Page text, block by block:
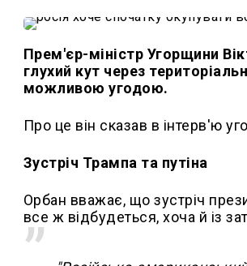
Прем'єр-міністр Угорщини
глухий кут через
можливою угодою.
Про це він сказав в інтерв'ю
Зустріч Трампа та путіна
Орбан вважає, що зустріч
все ж відбудеться, хоча й із